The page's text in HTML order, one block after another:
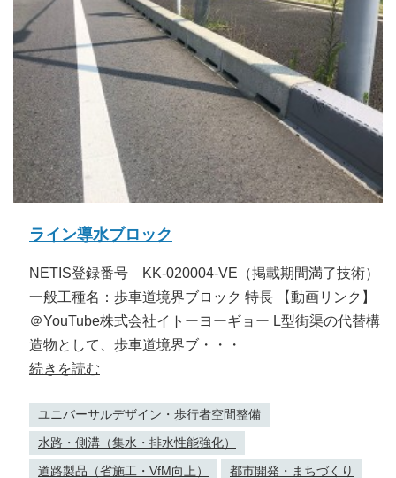
ライン導水ブロック
NETIS登録番号 KK-020004-VE（掲載期間満了技術）
一般工種名：歩車道境界ブロック 特長 【動画リンク】
＠YouTube株式会社イトーヨーギョー L型街渠の代替構
造物として、歩車道境界ブ・・・
続きを読む
ユニバーサルデザイン・歩行者空間整備
水路・側溝（集水・排水性能強化）
道路製品（省施工・VfM向上）
都市開発・まちづくり